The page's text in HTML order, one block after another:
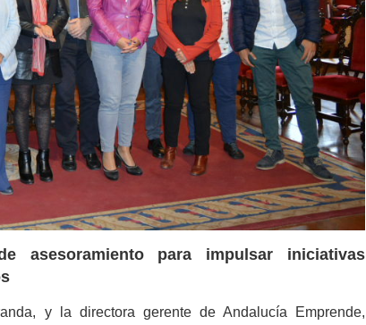
asesoramiento para impulsar iniciativas
y la directora gerente de Andalucía Emprende,